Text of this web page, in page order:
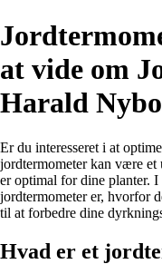
at vide om
Harald
Er du interesseret i at
jordtermometer kan være
er optimal for dine planter.
jordtermometer er, hvorfor
til at forbedre dine
Hvad er et